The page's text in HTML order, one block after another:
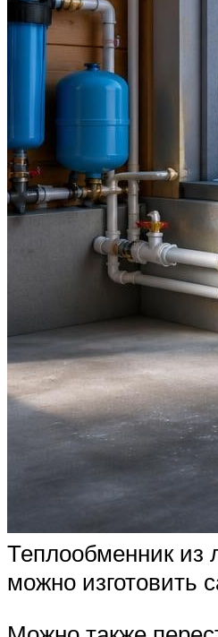
Теплообменник из
можно изготовить